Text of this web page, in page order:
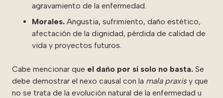
agravamiento de la enfermedad.
Morales. Angustia, sufrimiento, daño estético,
afectación de la dignidad, pérdida de calidad de
vida y proyectos futuros.
Cabe mencionar que el daño por sí solo no basta. Se
debe demostrar el nexo causal con la mala praxisy que
no se trata de la evolución natural de la enfermedad u